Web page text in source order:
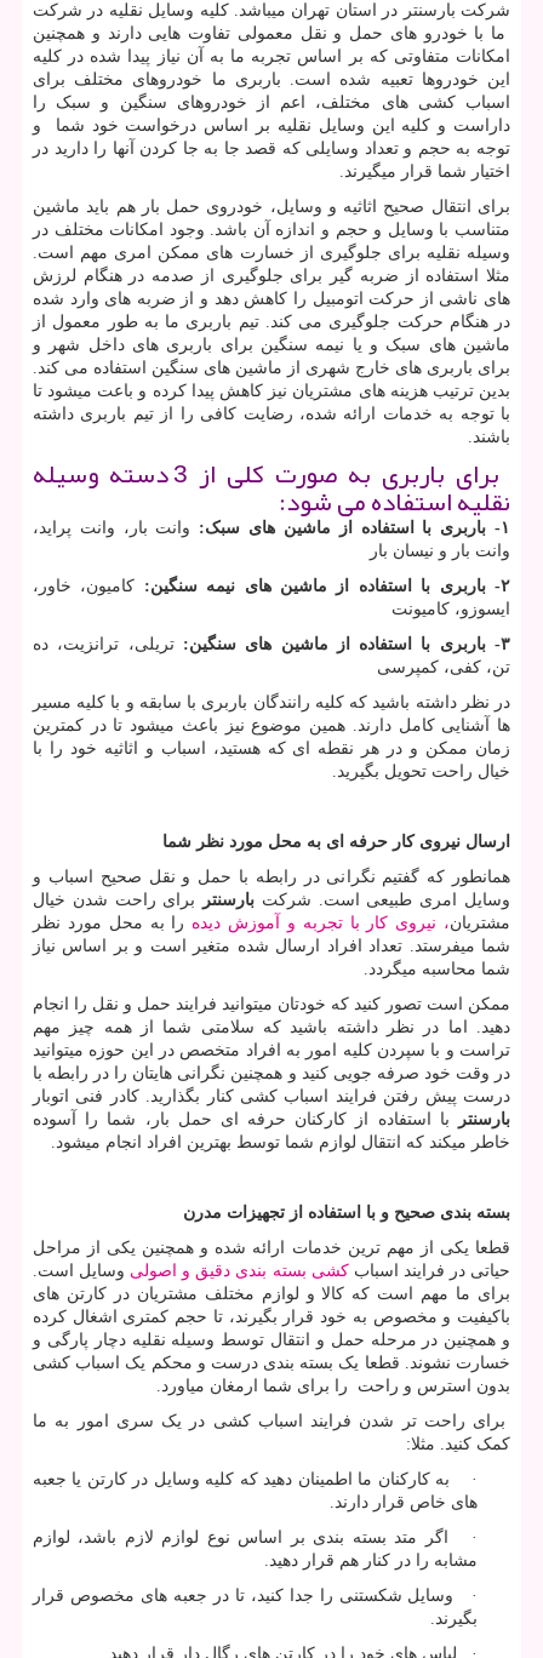
شرکت بارسنتر در استان تهران میباشد. کلیه وسایل نقلیه در شرکت
ما با خودرو های حمل و نقل معمولی تفاوت هایی دارند و همچنین
امکانات متفاوتی که بر اساس تجربه ما به آن نیاز پیدا شده در کلیه
این خودروها تعبیه شده است. باربری ما خودروهای مختلف برای
اسباب کشی های مختلف، اعم از خودروهای سنگین و سبک را
داراست و کلیه این وسایل نقلیه بر اساس درخواست خود شما و
توجه به حجم و تعداد وسایلی که قصد جا به جا کردن آنها را دارید در
اختیار شما قرار میگیرند.
برای انتقال صحیح اثاثیه و وسایل، خودروی حمل بار هم باید ماشین
متناسب با وسایل و حجم و اندازه آن باشد. وجود امکانات مختلف در
وسیله نقلیه برای جلوگیری از خسارت های ممکن امری مهم است.
مثلا استفاده از ضربه گیر برای جلوگیری از صدمه در هنگام لرزش
های ناشی از حرکت اتومبیل را کاهش دهد و از ضربه های وارد شده
در هنگام حرکت جلوگیری می کند. تیم باربری ما به طور معمول از
ماشین های سبک و یا نیمه سنگین برای باربری های داخل شهر و
برای باربری های خارج شهری از ماشین های سنگین استفاده می کند.
بدین ترتیب هزینه های مشتریان نیز کاهش پیدا کرده و باعت میشود تا
با توجه به خدمات ارائه شده، رضایت کافی را از تیم باربری داشته
باشند.
برای باربری به صورت کلی از 3 دسته وسیله
نقلیه استفاده می شود:
۱- باربری با استفاده از ماشین های سبک: وانت بار، وانت پراید،
وانت بار و نیسان بار
۲-
باربری با استفاده از ماشین های نیمه سنگین: کامیون، خاور،
ایسوزو، کامیونت
۳-
باربری با استفاده از ماشین های سنگین: تریلی، ترانزیت، ده
تن، کفی، کمپرسی
در نظر داشته باشید که کلیه رانندگان باربری با سابقه و با کلیه مسیر
ها آشنایی کامل دارند. همین موضوع نیز باعث میشود تا در کمترین
زمان ممکن و در هر نقطه ای که هستید، اسباب و اثاثیه خود را با
خیال راحت تحویل بگیرید.
ارسال نیروی کار حرفه ای به محل مورد نظر شما
همانطور که گفتیم نگرانی در رابطه با حمل و نقل صحیح اسباب و
وسایل امری طبیعی است. شرکت بارسنتر برای راحت شدن خیال
مشتریان، نیروی کار با تجربه و آموزش دیده را به محل مورد نظر
شما میفرستد. تعداد افراد ارسال شده متغیر است و بر اساس نیاز
شما محاسبه میگردد.
ممکن است تصور کنید که خودتان میتوانید فرایند حمل و نقل را انجام
دهید. اما در نظر داشته باشید که سلامتی شما از همه چیز مهم
تراست و با سپردن کلیه امور به افراد متخصص در این حوزه میتوانید
در وقت خود صرفه جویی کنید و همچنین نگرانی هایتان را در رابطه با
درست پیش رفتن فرایند اسباب کشی کنار بگذارید. کادر فنی اتوبار
بارسنتر با استفاده از کارکنان حرفه ای حمل بار، شما را آسوده
خاطر میکند که انتقال لوازم شما توسط بهترین افراد انجام میشود.
بسته بندی صحیح و با استفاده از تجهیزات مدرن
قطعا یکی از مهم ترین خدمات ارائه شده و همچنین یکی از مراحل
حیاتی در فرایند اسبابکشی بسته بندی دقیق و اصولی وسایل است.
برای ما مهم است که کالا و لوازم مختلف مشتریان در کارتن های
باکیفیت و مخصوص به خود قرار بگیرند، تا حجم کمتری اشغال کرده
و همچنین در مرحله حمل و انتقال توسط وسیله نقلیه دچار پارگی و
خسارت نشوند. قطعا یک بسته بندی درست و محکم یک اسباب کشی
بدون استرس و راحت را برای شما ارمغان میاورد.
برای راحت تر شدن فرایند اسباب کشی در یک سری امور به ما
کمک کنید. مثلا:
· به کارکنان ما اطمینان دهید که کلیه وسایل در کارتن یا جعبه
های خاص قرار دارند.
· اگر متد بسته بندی بر اساس نوع لوازم لازم باشد، لوازم
مشابه را در کنار هم قرار دهید.
· وسایل شکستنی را جدا کنید، تا در جعبه های مخصوص قرار
بگیرند.
· لباس های خود را در کارتن های رگال دار قرار دهید.